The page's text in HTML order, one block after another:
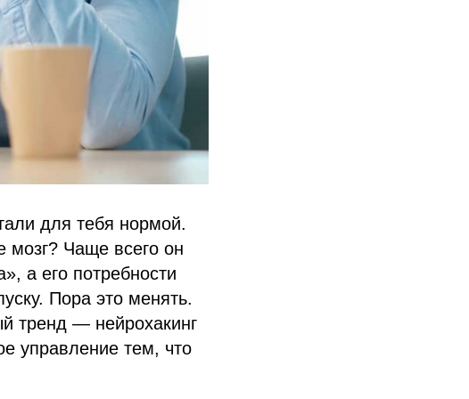
для тебя нормой.
мозг? Чаще всего он
а его потребности
Пора это менять.
тренд — нейрохакинг
управление тем, что